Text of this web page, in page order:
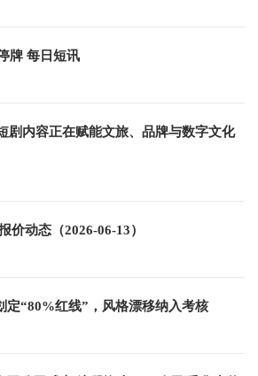
牌 每日短讯
剧内容正在赋能文旅、品牌与数字文化
价动态（2026-06-13）
定“80%红线”，风格漂移纳入考核